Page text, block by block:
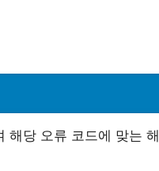
해당 오류 코드에 맞는 해